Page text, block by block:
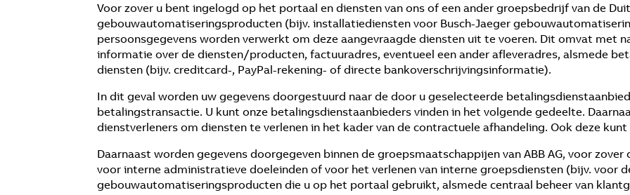
Voor zover u bent ingelogd op het portaal en diensten van ons of een ander groepsbedrijf van de
gebouwautomatiseringsproducten (bijv. installatiediensten voor Busch-Jaeger
persoonsgegevens worden verwerkt om deze aangevraagde diensten uit te voeren. Dit omvat met
informatie over de diensten/producten, factuuradres, eventueel een ander afleveradres, alsmede
diensten (bijv. creditcard-, PayPal-rekening- of directe bankoverschrijvingsinformatie).
In dit geval worden uw gegevens doorgestuurd naar de door u geselecteerde
betalingstransactie. U kunt onze betalingsdienstaanbieders vinden in het volgende gedeelte.
dienstverleners om diensten te verlenen in het kader van de contractuele afhandeling. Ook deze
Daarnaast worden gegevens doorgegeven binnen de groepsmaatschappijen van ABB AG, voor
voor interne administratieve doeleinden of voor het verlenen van interne groepsdiensten (bijv. voor
gebouwautomatiseringsproducten die u op het portaal gebruikt, alsmede centraal beheer van